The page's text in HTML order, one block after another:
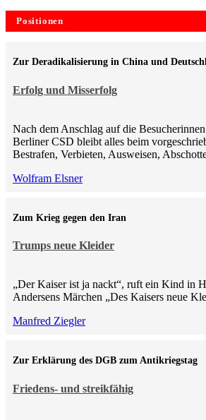
Positionen
Erfolg und Misserfolg
Zur Deradikalisierung in China und
Nach dem Anschlag auf die
Berliner CSD bleibt alles beim
Bestrafen, Verbieten, Ausweisen,
Wolfram Elsner
Trumps neue Kleider
Zum Krieg gegen den Iran
„Der Kaiser ist ja nackt“, ruft ein Kind in
Andersens Märchen „Des Kaisers neue
Manfred Ziegler
Friedens- und streikfähig
Zur Erklärung des DGB zum Antikriegstag